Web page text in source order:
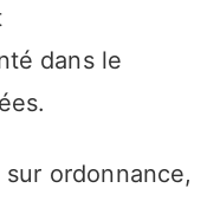
dans le
ordonnance,